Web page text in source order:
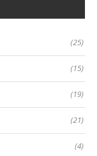
(25)
(15)
(19)
(21)
(4)